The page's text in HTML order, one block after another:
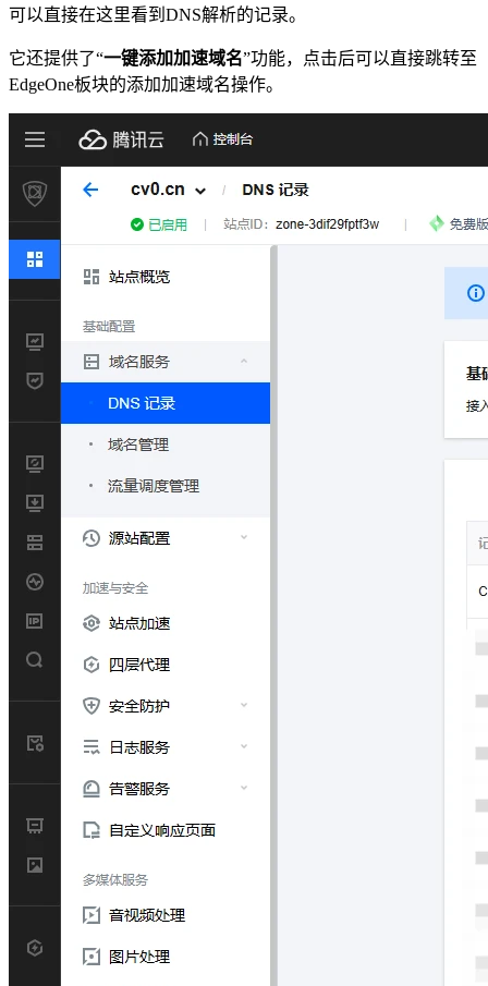
可以直接在这里看到DNS解析的记录。
它还提供了“一键添加加速域名”功能，点击后可以直接跳转至
EdgeOne板块的添加加速域名操作。